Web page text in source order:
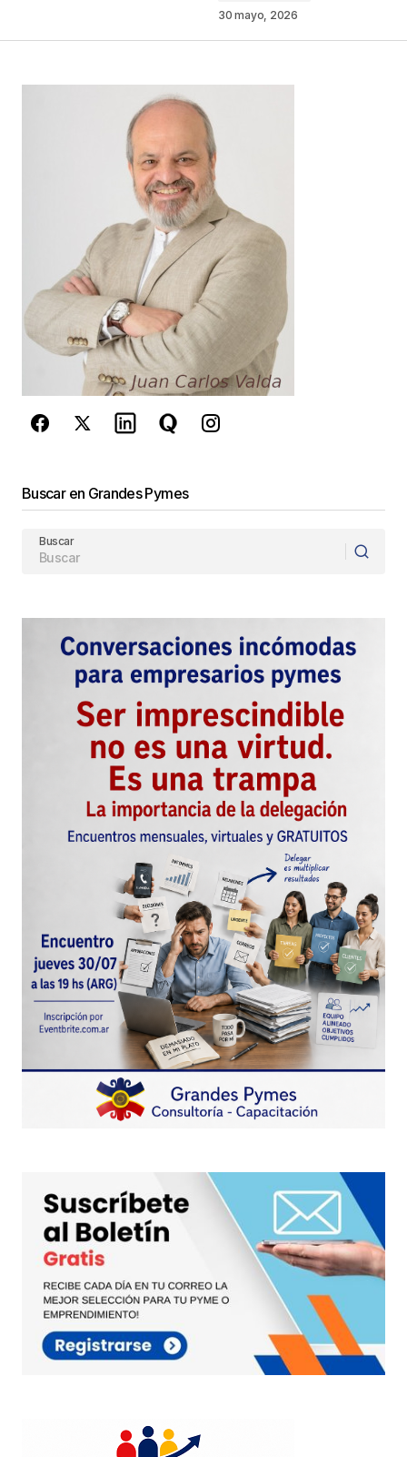
*
Guarda mi nombre, correo electrónico y web en
este navegador para la próxima vez que
Este sitio esta protegido por
reCAPTCHA y la
Política de
privacidady losTérminos del servicio
de Googlese aplican.
Enviar Comentario
30 mayo, 2026
Buscar en Grandes Pymes
Buscar